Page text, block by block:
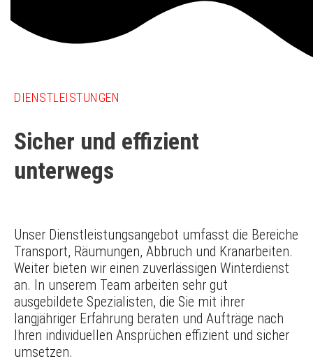
DIENSTLEISTUNGEN
Sicher und effizient
unterwegs
Unser Dienstleistungsangebot umfasst die Bereiche
Transport, Räumungen, Abbruch und Kranarbeiten.
Weiter bieten wir einen zuverlässigen Winterdienst
an. In unserem Team arbeiten sehr gut
ausgebildete Spezialisten, die Sie mit ihrer
langjähriger Erfahrung beraten und Aufträge nach
Ihren individuellen Ansprüchen effizient und sicher
umsetzen.